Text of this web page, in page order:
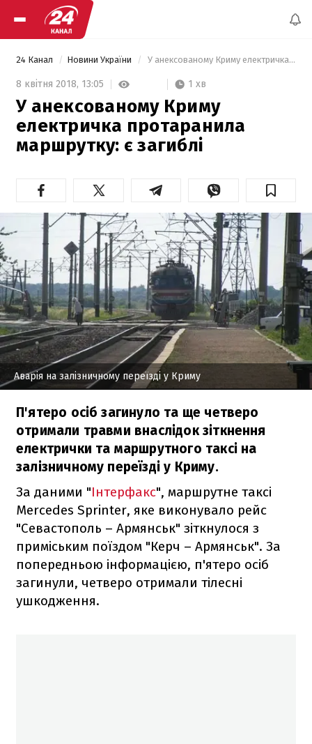
24 Канал Новини України У анексованому Криму електричка протаранила маршрутку: є загиблі
8 квітня 2018, 13:05 1 хв
У анексованому Криму
електричка протаранила
маршрутку: є загиблі
Аварія на залізничному переїзді у Криму
П'ятеро осіб загинуло та ще четверо
отримали травми внаслідок зіткнення
електрички та маршрутного таксі на
залізничному переїзді у Криму.
За даними "Інтерфакс", маршрутне таксі
Mercedes Sprinter, яке виконувало рейс
"Севастополь – Армянськ" зіткнулося з
приміським поїздом "Керч – Армянськ". За
попередньою інформацією, п'ятеро осіб
загинули, четверо отримали тілесні
ушкодження.